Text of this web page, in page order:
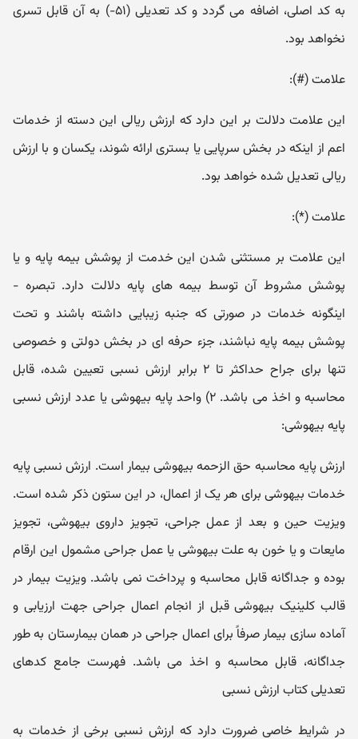
به کد اصلی، اضافه می گردد و کد تعدیلی (۵۱-) به آن قابل تسری
نخواهد بود.
علامت (#):
این علامت دلالت بر این دارد که ارزش ریالی این دسته از خدمات
اعم از اینکه در بخش سرپایی یا بستری ارائه شوند، یکسان و با ارزش
ریالی تعدیل شده خواهد بود.
علامت (*):
این علامت بر مستثنی شدن این خدمت از پوشش بیمه پایه و یا
پوشش مشروط آن توسط بیمه های پایه دلالت دارد. تبصره -
اینگونه خدمات در صورتی که جنبه زیبایی داشته باشند و تحت
پوشش بیمه پایه نباشند، جزء حرفه ای در بخش دولتی و خصوصی
تنها برای جراح حداکثر تا ۲ برابر ارزش نسبی تعیین شده، قابل
محاسبه و اخذ می باشد. ۲) واحد پایه بیهوشی یا عدد ارزش نسبی
پایه بیهوشی:
ارزش پایه محاسبه حق الزحمه بیهوشی بیمار است. ارزش نسبی پایه
خدمات بیهوشی برای هر یک از اعمال، در این ستون ذکر شده است.
ویزیت حین و بعد از عمل جراحی، تجویز داروی بیهوشی، تجویز
مایعات و یا خون به علت بیهوشی یا عمل جراحی مشمول این ارقام
بوده و جداگانه قابل محاسبه و پرداخت نمی باشد. ویزیت بیمار در
قالب کلینیک بیهوشی قبل از انجام اعمال جراحی جهت ارزیابی و
آماده سازی بیمار صرفاً برای اعمال جراحی در همان بیمارستان به طور
جداگانه، قابل محاسبه و اخذ می باشد. فهرست جامع کدهای
تعدیلی کتاب ارزش نسبی
در شرایط خاصی ضرورت دارد که ارزش نسبی برخی از خدمات به